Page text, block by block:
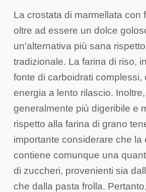
La crostata di marmellata con
oltre ad essere un dolce
un'alternativa più sana
tradizionale. La farina di riso,
fonte di carboidrati complessi,
energia a lento rilascio.
generalmente più digeribile e
rispetto alla farina di grano
importante considerare che la
contiene comunque una
di zuccheri, provenienti sia
che dalla pasta frolla.